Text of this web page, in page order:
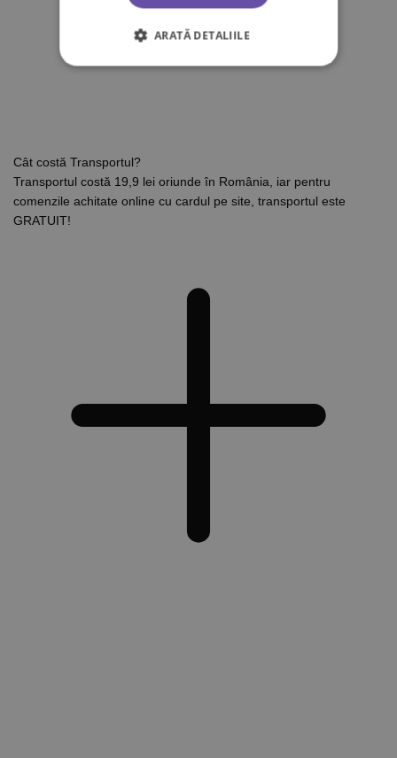
Cât costă Transportul?
Transportul costă 19,9 lei oriunde în România, iar pentru
comenzile achitate online cu cardul pe site, transportul este
GRATUIT!
ARATĂ DETALIILE